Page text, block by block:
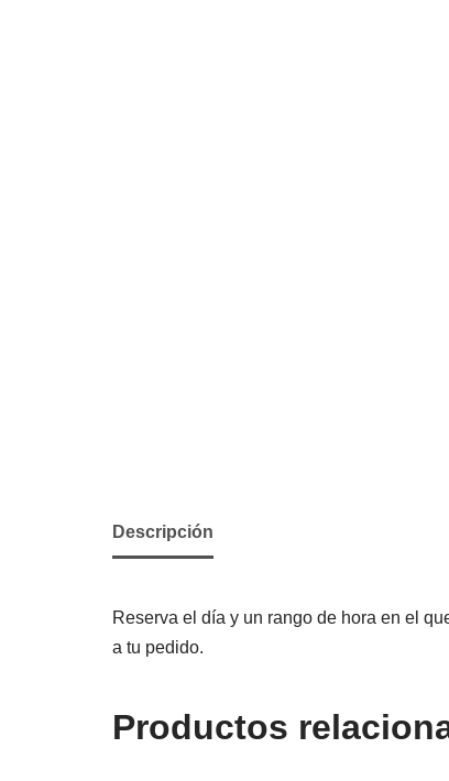
Descripción
Reserva el día y un rango de hora en el
a tu pedido.
Productos